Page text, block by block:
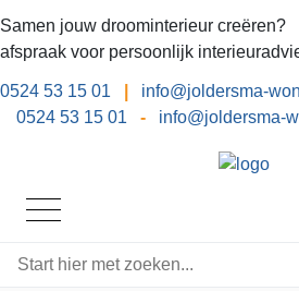
Samen jouw droominterieur creëren?
afspraak voor persoonlijk
0524 53 15 01 info@joldersma-
0524 53 15 01
- info@joldersma-